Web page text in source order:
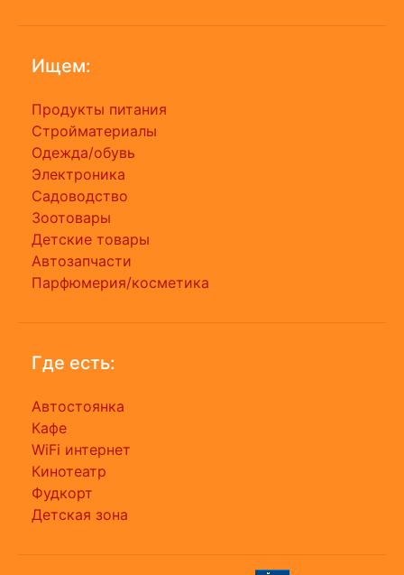
Ищем:
Продукты питания
Стройматериалы
Одежда/обувь
Электроника
Садоводство
Зоотовары
Детские товары
Автозапчасти
Парфюмерия/косметика
Где есть:
Автостоянка
Кафе
WiFi интернет
Кинотеатр
Фудкорт
Детская зона